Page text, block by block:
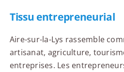
Tissu entrepreneurial
Aire-sur-la-Lys rassemble
artisanat, agriculture,
entreprises. Les